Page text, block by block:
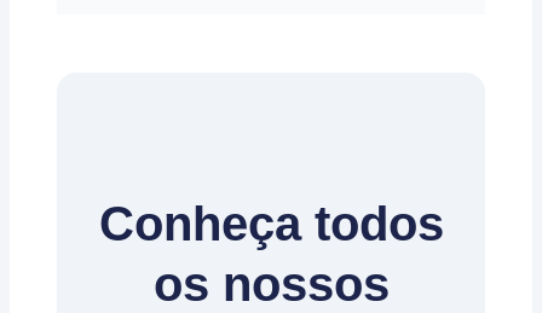
Conheça todos
os nossos